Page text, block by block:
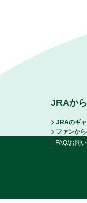
JRAか
JRAのギ
ファンか
FAQ/お問